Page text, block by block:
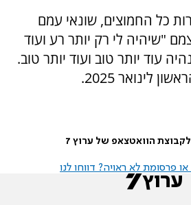
כל החמוצים, שונאי עמם
"שיהיה לי רק יותר רע ועוד
עוד יותר טוב ועוד יותר טוב.
לינואר 2025.
הוואטצאפ של ערוץ 7
פרסומת לא ראויה? דווחו לנו